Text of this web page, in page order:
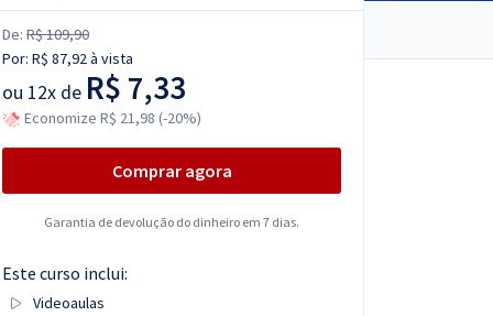
De: R$ 109,90
Por: R$ 87,92à vista
ou 12x de R$ 7,33
Economize R$ 21,98 (-20%)
Comprar agora
Garantia de devolução do dinheiro em 7 dias.
Este curso inclui:
Videoaulas